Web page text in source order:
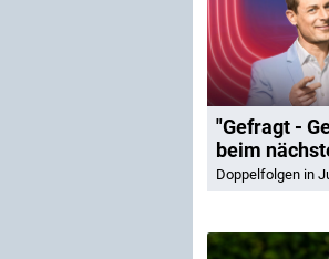
"Gefragt -
beim
Doppelfolgen in